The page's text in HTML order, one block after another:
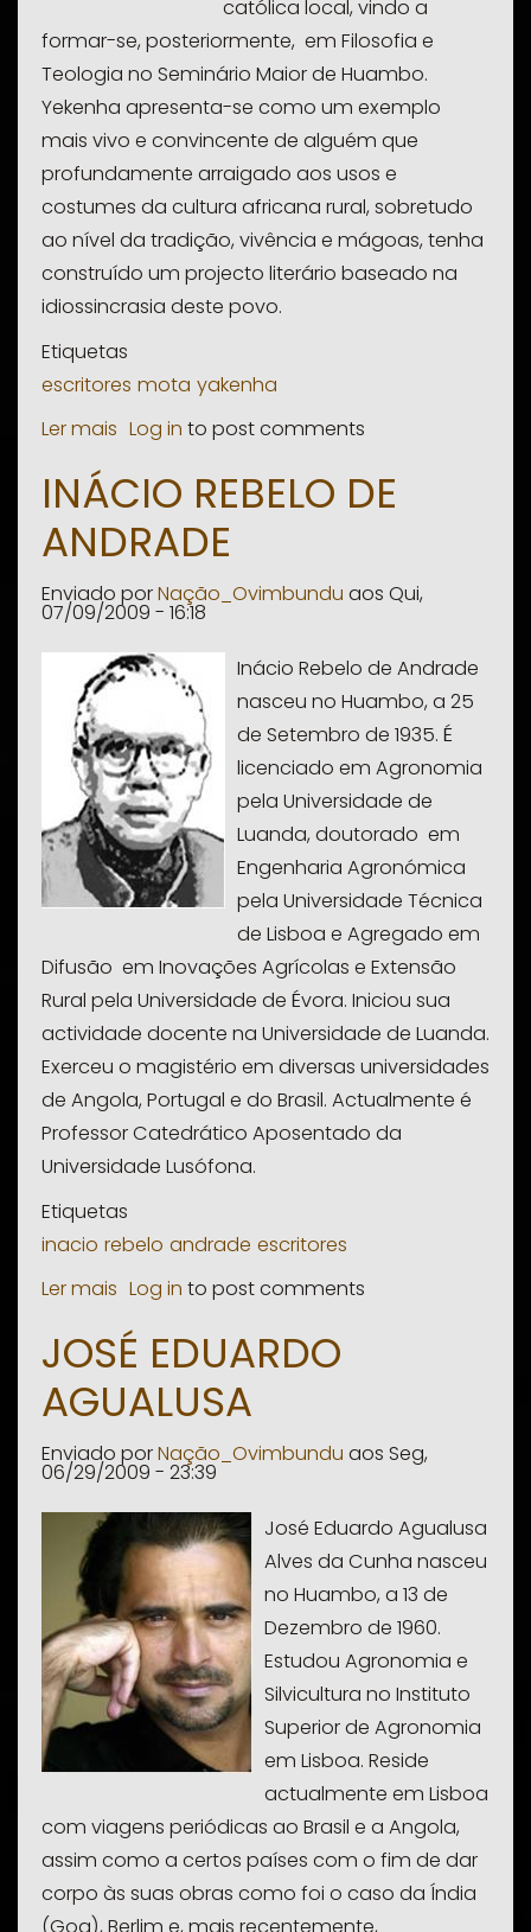
católica local, vindo a
formar-se, posteriormente, em Filosofia e
Teologia no Seminário Maior de Huambo.
Yekenha apresenta-se como um exemplo
mais vivo e convincente de alguém que
profundamente arraigado aos usos e
costumes da cultura africana rural, sobretudo
ao nível da tradição, vivência e mágoas, tenha
construído um projecto literário baseado na
idiossincrasia deste povo.
Etiquetas
escritores mota yakenha
Ler mais sobre
Yekenha
Log in to post comments
INÁCIO REBELO DE
ANDRADE
Enviado porNação_Ovimbundu aos Qui,
07/09/2009 - 16:18
Inácio Rebelo de Andrade
nasceu no Huambo, a 25
de Setembro de 1935. É
licenciado em Agronomia
pela Universidade de
Luanda, doutorado em
Engenharia Agronómica
pela Universidade Técnica
de Lisboa e Agregado em
Difusão em Inovações Agrícolas e Extensão
Rural pela Universidade de Évora. Iniciou sua
actividade docente na Universidade de Luanda.
Exerceu o magistério em diversas universidades
de Angola, Portugal e do Brasil. Actualmente é
Professor Catedrático Aposentado da
Universidade Lusófona.
Etiquetas
inacio rebelo andrade escritores
Ler mais sobre
Rebelo
de
Andrade
Log in to post comments
JOSÉ EDUARDO
AGUALUSA
Enviado porNação_Ovimbundu aos Seg,
06/29/2009 - 23:39
José Eduardo Agualusa
Alves da Cunha nasceu
no Huambo, a 13 de
Dezembro de 1960.
Estudou Agronomia e
Silvicultura no Instituto
Superior de Agronomia
em Lisboa. Reside
actualmente em Lisboa
com viagens periódicas ao Brasil e a Angola,
assim como a certos países com o fim de dar
corpo às suas obras como foi o caso da Índia